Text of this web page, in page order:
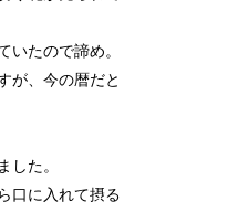
いたので諦め。
が、今の暦だと
た。
口に入れて摂る